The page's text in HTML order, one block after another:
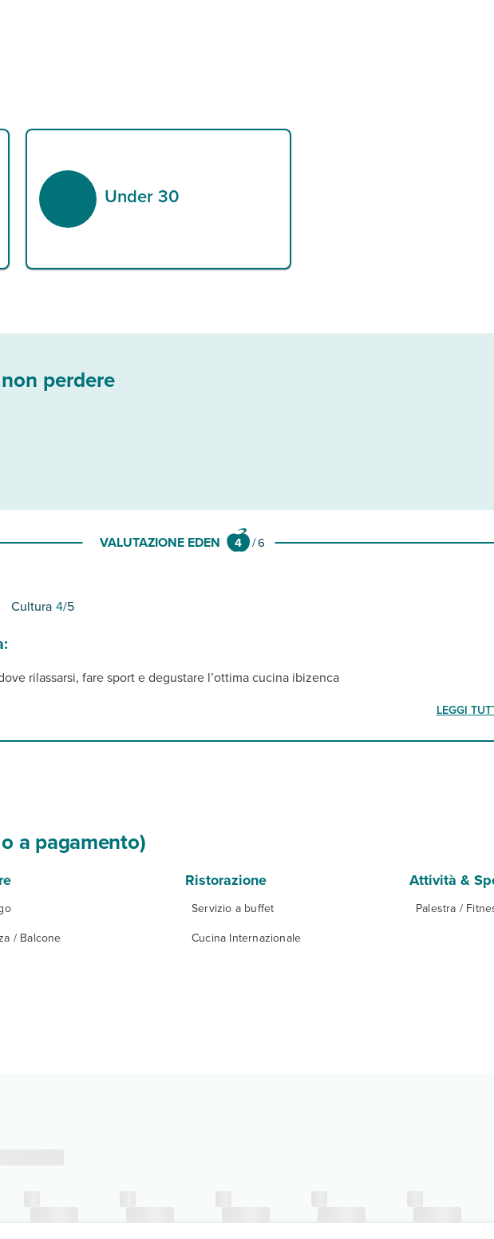
Under 30
perdere
VALUTAZIONE EDEN 4 /6
Cultura 4/5
rilassarsi, fare sport e degustare l’ottima cucina ibizenca
LEGGI
a pagamento)
/ Balcone
Ristorazione
Servizio a buffet
Cucina Internazionale
Attività &
Palestra /